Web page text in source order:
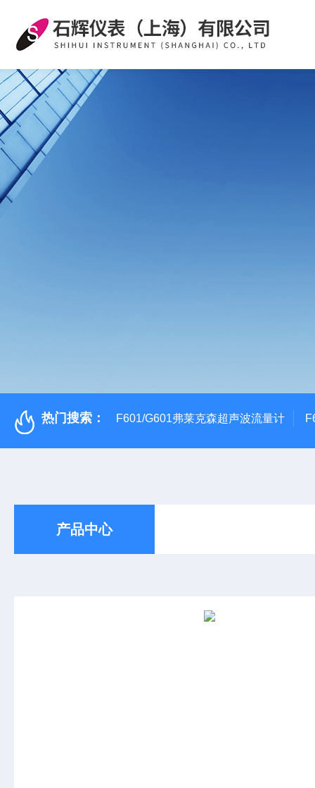
热门搜索： F601/G601弗莱克森超声波流量计
产品中心